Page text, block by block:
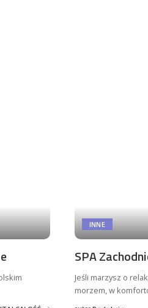
INNE
SPA
Jeśli marzysz o
morzem, w